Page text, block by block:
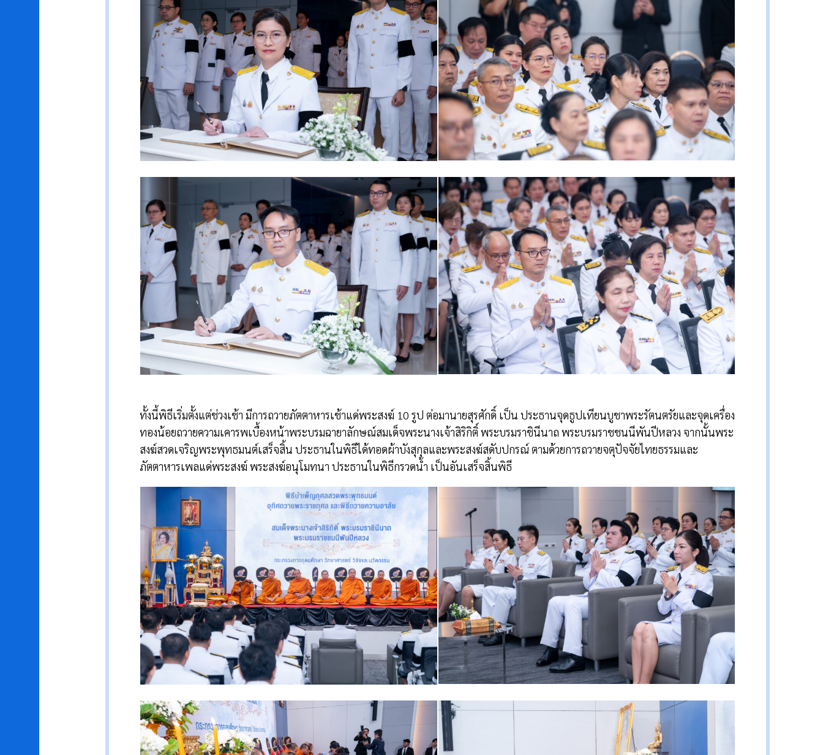
ทั้งนี้พิธีเริ่มตั้งแต่ช่วงเช้า มีการถวายภัตตาหารเช้าแด่พระสงฆ์ 10 รูป ต่อมานายสุรศักดิ์ เป็น ประธานจุดธูปเทียนบูชาพระรัตนตรัยและจุดเครื่อง
ทองน้อยถวายความเคารพเบื้องหน้าพระบรมฉายาลักษณ์สมเด็จพระนางเจ้าสิริกิติ์ พระบรมราชินีนาถ พระบรมราชชนนีพันปีหลวง จากนั้นพระ
สงฆ์สวดเจริญพระพุทธมนต์เสร็จสิ้น ประธานในพิธีได้ทอดผ้าบังสุกุลและพระสงฆ์สดับปกรณ์ ตามด้วยการถวายจตุปัจจัยไทยธรรมและ
ภัตตาหารเพลแด่พระสงฆ์ พระสงฆ์อนุโมทนา ประธานในพิธีกรวดน้ำ เป็นอันเสร็จสิ้นพิธี